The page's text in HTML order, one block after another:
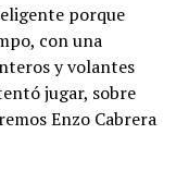
porque
con una
y volantes
jugar, sobre
Enzo Cabrera